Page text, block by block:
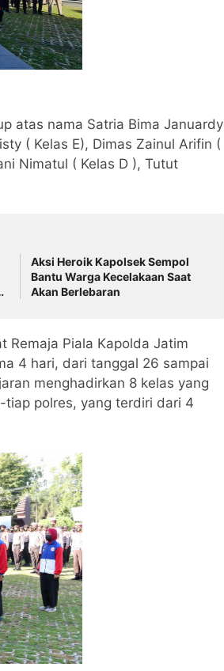
atas nama Satria Bima Januardy
( Kelas E), Dimas Zainul Arifin (
Nimatul ( Kelas D ), Tutut
Aksi Heroik Kapolsek Sempol
Bantu Warga Kecelakaan Saat
Akan Berlebaran
Remaja Piala Kapolda Jatim
4 hari, dari tanggal 26 sampai
menghadirkan 8 kelas yang
polres, yang terdiri dari 4